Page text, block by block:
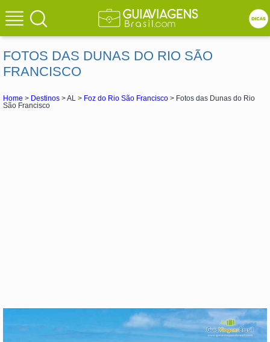
FOTOS DAS DUNAS DO RIO SÃO
FRANCISCO
Home > Destinos > AL > Foz do Rio São Francisco > Fotos das Dunas do Rio
São Francisco